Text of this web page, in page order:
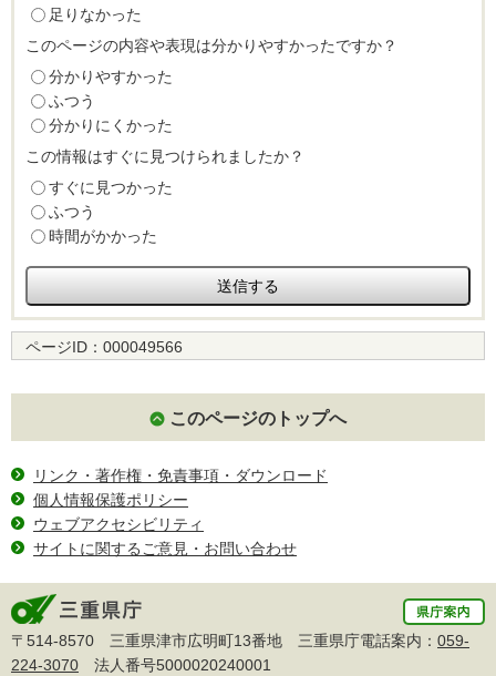
足りなかった
このページの内容や表現は分かりやすかったですか？
分かりやすかった
ふつう
分かりにくかった
この情報はすぐに見つけられましたか？
すぐに見つかった
ふつう
時間がかかった
ページID： 000049566
このページのトップへ
リンク・著作権・免責事項・ダウンロード
個人情報保護ポリシー
ウェブアクセシビリティ
サイトに関するご意見・お問い合わせ
〒514-8570 三重県津市広明町13番地 三重県庁電話案内： 059-
224-3070 法人番号5000020240001